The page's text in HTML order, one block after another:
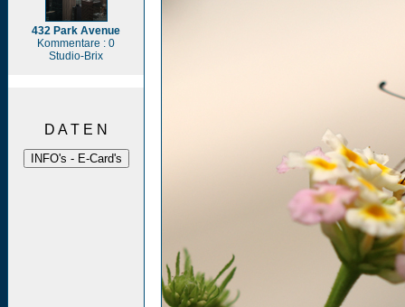
432 Park Avenue
Kommentare : 0
Studio-Brix
D A T E N